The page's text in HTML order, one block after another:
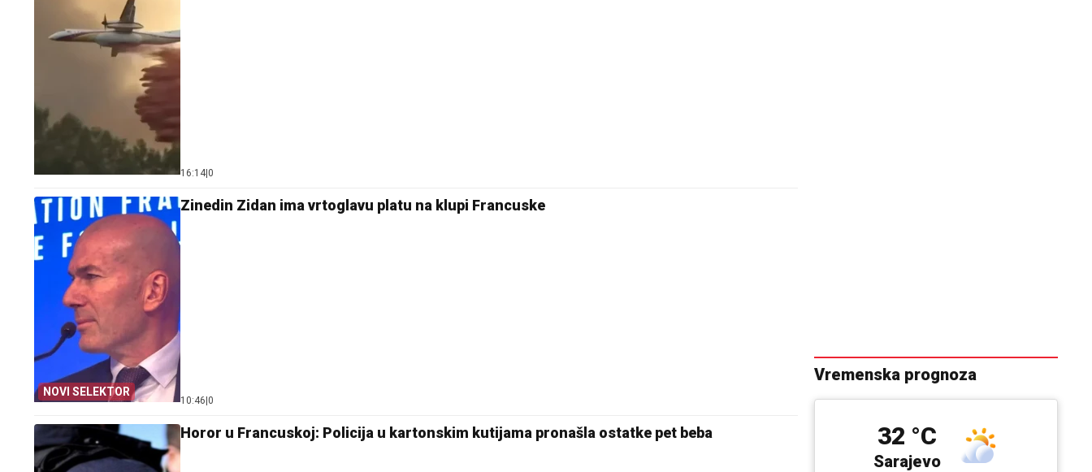
16:14 0
NOVI SELEKTOR
Zinedin Zidan ima vrtoglavu platu na klupi Francuske
10:46 0
Horor u Francuskoj: Policija u kartonskim kutijama pronašla ostatke pet beba
Vremenska prognoza
28 °C
Sarajevo
32 °C